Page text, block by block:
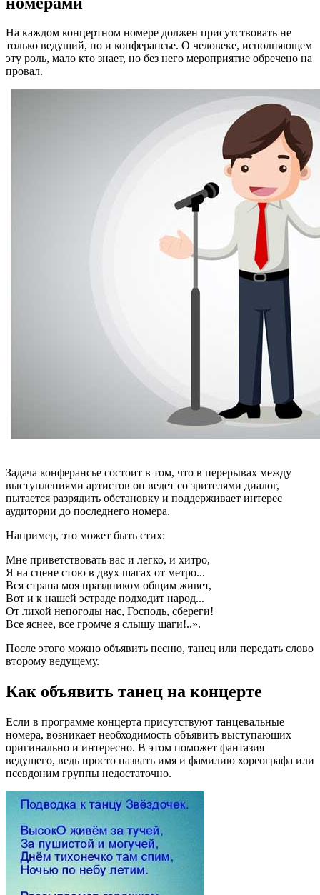
На каждом концертном номере должен присутствовать не
только ведущий, но и конферансье. О человеке, исполняющем
эту роль, мало кто знает, но без него мероприятие обречено на
провал.
Задача конферансье состоит в том, что в перерывах между
выступлениями артистов он ведет со зрителями диалог,
пытается разрядить обстановку и поддерживает интерес
аудитории до последнего номера.
Например, это может быть стих:
Мне приветствовать вас и легко, и хитро,
Я на сцене стою в двух шагах от метро...
Вся страна моя праздником общим живет,
Вот и к нашей эстраде подходит народ...
От лихой непогоды нас, Господь, сбереги!
Все яснее, все громче я слышу шаги!..».
После этого можно объявить песню, танец или передать слово
второму ведущему.
Как объявить танец на концерте
Если в программе концерта присутствуют танцевальные
номера, возникает необходимость объявить выступающих
оригинально и интересно. В этом поможет фантазия
ведущего, ведь просто назвать имя и фамилию хореографа или
псевдоним группы недостаточно.